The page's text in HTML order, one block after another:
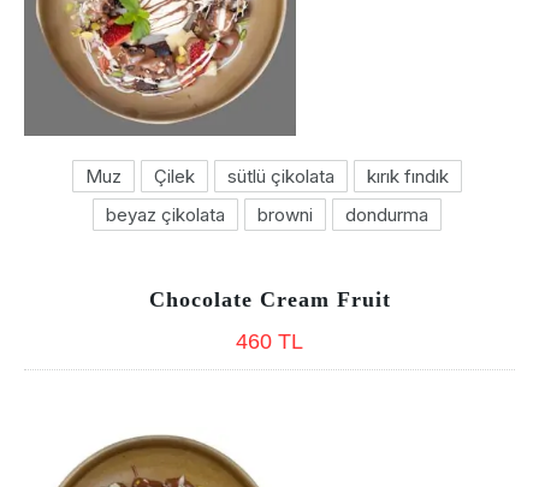
Muz Çilek sütlü çikolata
kırık fındık
beyaz çikolata
browni dondurma
Chocolate Cream Fruit
460 TL